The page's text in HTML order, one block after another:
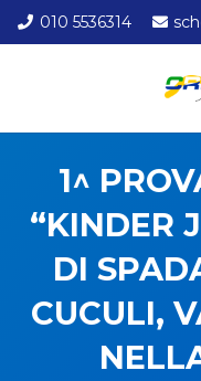
010 5536314
1^
“KINDER
DI
CUCULI,